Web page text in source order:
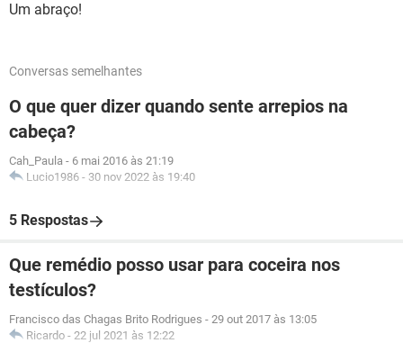
Um abraço!
Conversas semelhantes
O que quer dizer quando sente arrepios na
cabeça?
Cah_Paula - 6 mai 2016 às 21:19
Lucio1986 - 30 nov 2022 às 19:40
5 Respostas
Que remédio posso usar para coceira nos
testículos?
Francisco das Chagas Brito Rodrigues - 29 out 2017 às 13:05
Ricardo - 22 jul 2021 às 12:22